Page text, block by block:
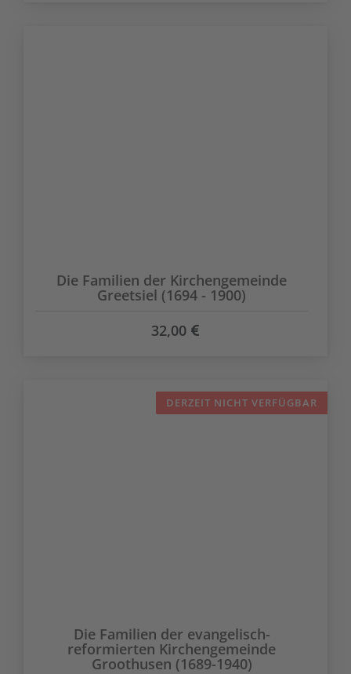
Die Familien der Kirchengemeinde
Greetsiel (1694 - 1900)
32,00
DERZEIT NICHT VERFÜGBAR
Die Familien der evangelisch-
reformierten Kirchengemeinde
Groothusen (1689-1940)